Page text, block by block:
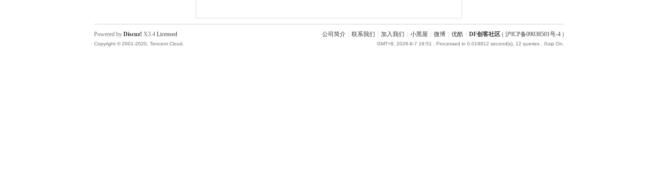
公司简介 联系我们 加入我们 小黑屋 微博 优酷 DF创客社区 ( 沪ICP备09038501号-4 )
GMT+8, 2026-8-7 19:51 , Processed in 0.018812 second(s), 12 queries , Gzip On.
Powered by Discuz! X3.4 Licensed
Copyright © 2001-2020, Tencent Cloud.